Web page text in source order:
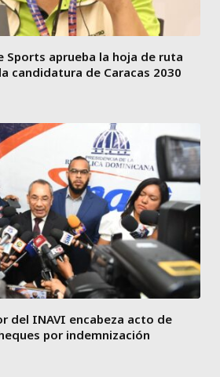
Sports aprueba la hoja de ruta
candidatura de Caracas 2030
del INAVI encabeza acto de
por indemnización